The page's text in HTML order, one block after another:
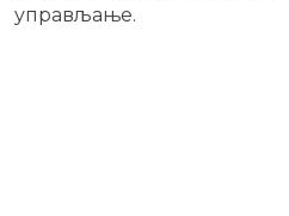
управљање.